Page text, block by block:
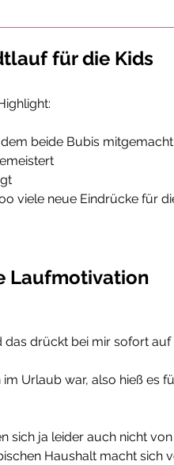
für die Kids
dem beide Bubis
viele neue Eindrücke für
Laufmotivation
drückt bei mir sofort
Urlaub war, also hieß es
sich ja leider auch nicht
Haushalt macht sich